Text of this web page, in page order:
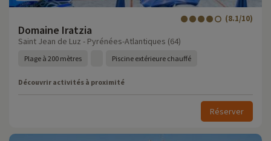
Domaine Iratzia
(8.1/10)
Saint Jean de Luz - Pyrénées-Atlantiques (64)
Plage à 200 mètres Piscine extérieure chauffé
Découvrir activités à proximité
Réserver